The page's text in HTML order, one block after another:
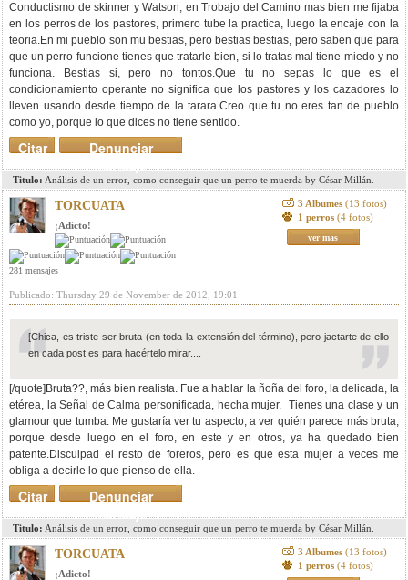
Conductismo de skinner y Watson, en Trobajo del Camino mas bien me fijaba
en los perros de los pastores, primero tube la practica, luego la encaje con la
teoria.En mi pueblo son mu bestias, pero bestias bestias, pero saben que para
que un perro funcione tienes que tratarle bien, si lo tratas mal tiene miedo y no
funciona. Bestias si, pero no tontos.Que tu no sepas lo que es el
condicionamiento operante no significa que los pastores y los cazadores lo
lleven usando desde tiempo de la tarara.Creo que tu no eres tan de pueblo
como yo, porque lo que dices no tiene sentido.
Denunciar
mensaje
Citar
Titulo: Análisis de un error, como conseguir que un perro te muerda by César Millán.
TORCUATA
¡Adicto!
281 mensajes
3 Albumes (13 fotos)
1 perros (4 fotos)
ver mas
Publicado: Thursday 29 de November de 2012, 19:01
[Chica, es triste ser bruta (en toda la extensión del término), pero jactarte de ello
en cada post es para hacértelo mirar....
[/quote]Bruta??, más bien realista. Fue a hablar la ñoña del foro, la delicada, la
etérea, la Señal de Calma personificada, hecha mujer. Tienes una clase y un
glamour que tumba. Me gustaría ver tu aspecto, a ver quién parece más bruta,
porque desde luego en el foro, en este y en otros, ya ha quedado bien
patente.Disculpad el resto de foreros, pero es que esta mujer a veces me
obliga a decirle lo que pienso de ella.
Denunciar
mensaje
Citar
Titulo: Análisis de un error, como conseguir que un perro te muerda by César Millán.
TORCUATA
¡Adicto!
3 Albumes (13 fotos)
1 perros (4 fotos)